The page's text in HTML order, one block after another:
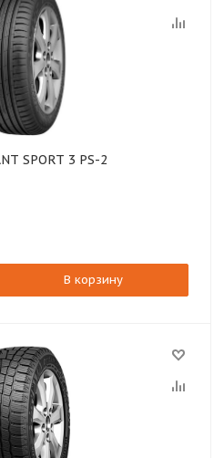
SPORT 3 PS-2
В корзину